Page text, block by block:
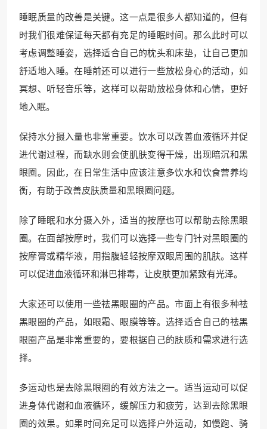
睡眠质量的改善是关键。这一点是很多人都知道的，但有
时我们很难保证每天都有充足的睡眠时间。那么此时可以
考虑调整睡姿，选择适合自己的枕头和床垫，让自己更加
舒适地入睡。在睡前还可以进行一些放松身心的活动，如
冥想、听轻音乐等，这样可以帮助放松身体和心情，更好
地入眠。
保持水分摄入量也非常重要。饮水可以改善血液循环并促
进代谢过程，而缺水则会使肌肤变得干燥，出现暗沉和黑
眼圈。因此，在日常生活中应该注意多饮水和饮食营养均
衡，有助于改善皮肤质量和黑眼圈问题。
除了睡眠和水分摄入外，适当的按摩也可以帮助去除黑眼
圈。在面部按摩时，我们可以选择一些专门针对黑眼圈的
按摩膏或精华液，用指腹轻轻按摩双眼周围的肌肤。这样
可以促进血液循环和淋巴排毒，让皮肤更加紧致有光泽。
大家还可以使用一些祛黑眼圈的产品。市面上有很多种祛
黑眼圈的产品，如眼霜、眼膜等等。选择适合自己的祛黑
眼圈产品是非常重要的，要根据自己的肤质和需求进行选
择。
多运动也是去除黑眼圈的有效方法之一。适当运动可以促
进身体代谢和血液循环，缓解压力和疲劳，达到去除黑眼
圈的效果。如果时间充足可以选择户外运动，如慢跑、骑